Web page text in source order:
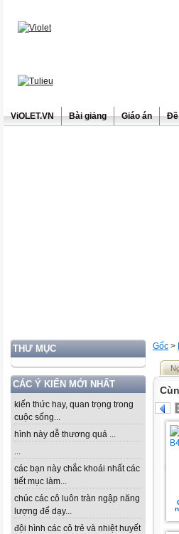
ViOLET.VN Bài giảng Giáo án Đề
THƯ MỤC
CÁC Ý KIẾN MỚI NHẤT
kiến thức hay, quan trọng trong
cuộc sống...
hình này dễ thương quá ...
...
các bạn này chắc khoái nhất các
tiết mục làm...
chúc các cô luôn tràn ngập năng
lượng để dạy...
đội hình các cô trẻ và nhiệt huyết
Gốc >
1